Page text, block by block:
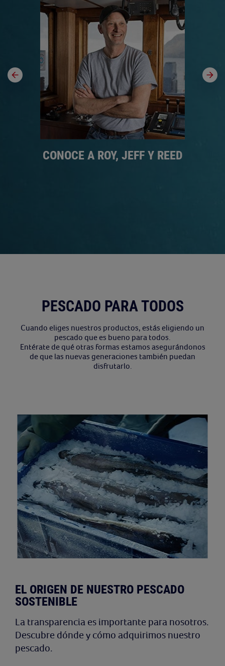
CONOCE A ROY, JEFF Y REED
PESCADO PARA TODOS
Cuando eliges nuestros productos, estás eligiendo un
pescado que es bueno para todos.
Entérate de qué otras formas estamos asegurándonos
de que las nuevas generaciones también puedan
disfrutarlo.
EL ORIGEN DE NUESTRO PESCADO
SOSTENIBLE
La transparencia es importante para nosotros.
Descubre dónde y cómo adquirimos nuestro
pescado.